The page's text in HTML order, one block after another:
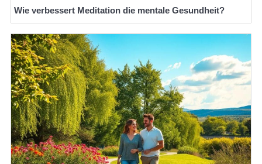
Wie verbessert Meditation die mentale Gesundheit?